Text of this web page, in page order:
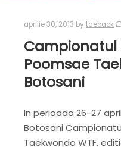
aprilie 30, 2013 by taeback
Campionatul
Poomsae
Botosani
In perioada 26-27
Botosani
Taekwondo WTF,